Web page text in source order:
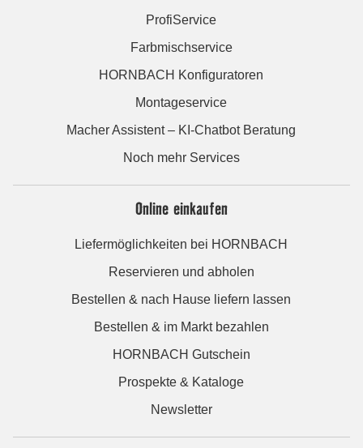
ProfiService
Farbmischservice
HORNBACH Konfiguratoren
Montageservice
Macher Assistent – KI-Chatbot Beratung
Noch mehr Services
Online einkaufen
Liefermöglichkeiten bei HORNBACH
Reservieren und abholen
Bestellen & nach Hause liefern lassen
Bestellen & im Markt bezahlen
HORNBACH Gutschein
Prospekte & Kataloge
Newsletter